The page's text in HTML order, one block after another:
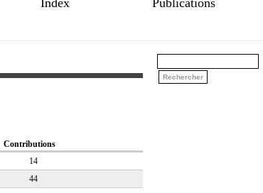
Index Publications
Contributions
14
44